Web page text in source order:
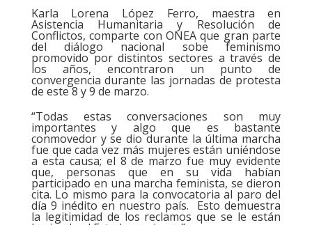
Karla Lorena López Ferro, maestra en
Asistencia Humanitaria y Resolución de
Conflictos, comparte con ONEA que gran parte
del diálogo nacional sobe feminismo
promovido por distintos sectores a través de
los años, encontraron un punto de
convergencia durante las jornadas de protesta
de este 8 y 9 de marzo.
“Todas estas conversaciones son muy
importantes y algo que es bastante
conmovedor y se dio durante la última marcha
fue que cada vez más mujeres están uniéndose
a esta causa; el 8 de marzo fue muy evidente
que, personas que en su vida habían
participado en una marcha feminista, se dieron
cita. Lo mismo para la convocatoria al paro del
día 9 inédito en nuestro país. Esto demuestra
la legitimidad de los reclamos que se le están